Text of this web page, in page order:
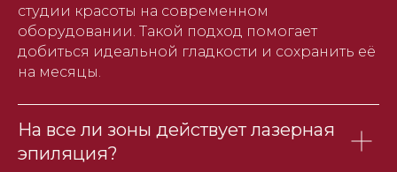
студии красоты на современном
оборудовании. Такой подход помогает
добиться идеальной гладкости и сохранить её
на месяцы.
На все ли зоны действует лазерная
эпиляция?